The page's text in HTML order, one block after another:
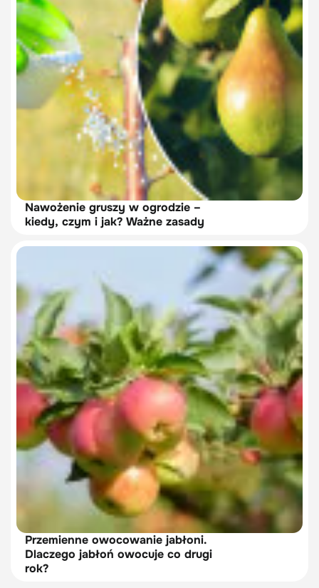
Nawożenie gruszy w ogrodzie –
kiedy, czym i jak? Ważne zasady
Przemienne owocowanie jabłoni.
Dlaczego jabłoń owocuje co drugi
rok?